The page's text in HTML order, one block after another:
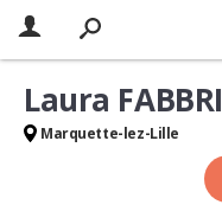
Laura FABBRI
Marquette-lez-Lille